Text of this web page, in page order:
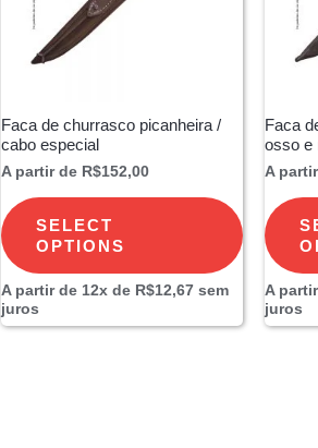
Faca de churrasco picanheira /
cabo especial
A partir de R$152,00
SELECT
OPTIONS
A partir de 12x de R$12,67 sem
juros
Faca
osso e
A
A
juros